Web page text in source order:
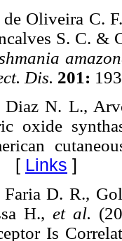
de Oliveira C.
S. C. &
Dis. 201:
Diaz N. L.,
oxide
Links ]
Faria D. R.,
H., et al.
Is